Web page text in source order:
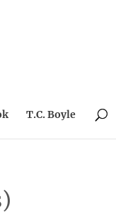
T.C. Boyle